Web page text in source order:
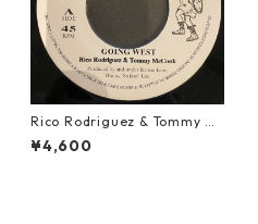
Rico Rodriguez & Tommy Mc
Cook - Going West【7-2198
3】
¥4,600